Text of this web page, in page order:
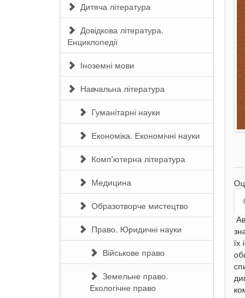
Дитяча література
Довідкова література.
Енциклопедії
Іноземні мови
Навчальна література
Гуманітарні науки
Економіка. Економічні науки
Комп'ютерна література
Медицина
Образотворче мистецтво
Право. Юридичні науки
Військове право
Земельне право.
Екологічне право
їх